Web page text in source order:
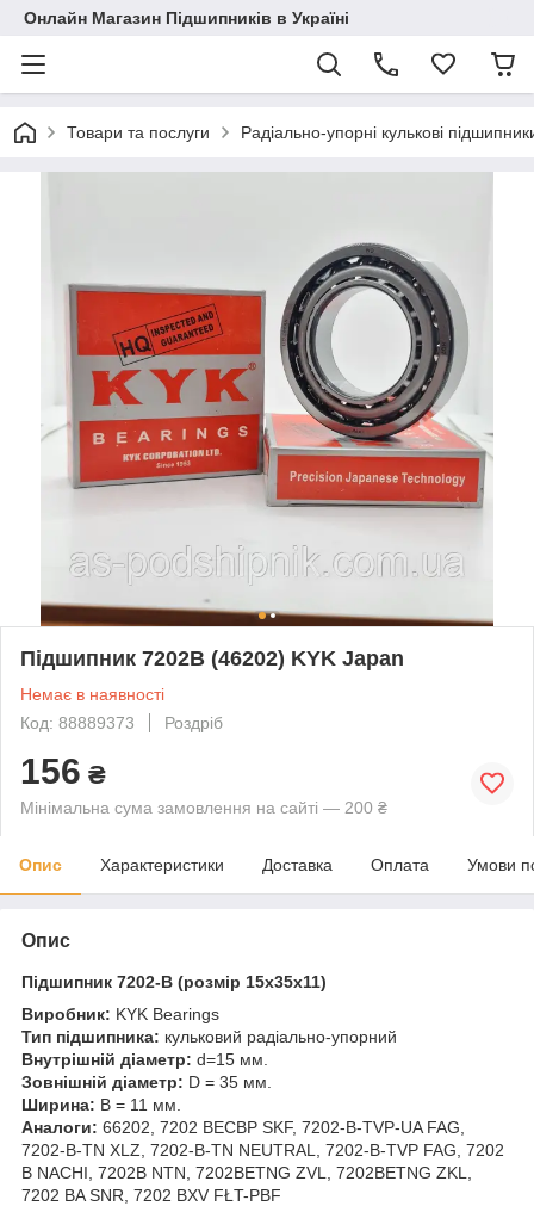
Онлайн Магазин Підшипників в Україні
Товари та послуги Радіально-упорні кулькові
Підшипник 7202B (46202) KYK Japan
Немає в наявності
Код: 88889373
Роздріб
156 ₴
Мінімальна сума замовлення на сайті — 200 ₴
Опис Характеристики Доставка Оплата Умови
Опис
Підшипник 7202-B (розмір 15x35x11)
Виробник: KYK Bearings
Тип підшипника: кульковий радіально-упорний
Внутрішній діаметр: d=15 мм.
Зовнішній діаметр: D = 35 мм.
Ширина: B = 11 мм.
Аналоги: 66202, 7202 BECBP SKF, 7202-B-TVP-UA FAG,
7202-B-TN XLZ, 7202-B-TN NEUTRAL, 7202-B-TVP FAG, 7202
B NACHI, 7202B NTN, 7202BETNG ZVL, 7202BETNG ZKL,
7202 BA SNR, 7202 BXV FŁT-PBF